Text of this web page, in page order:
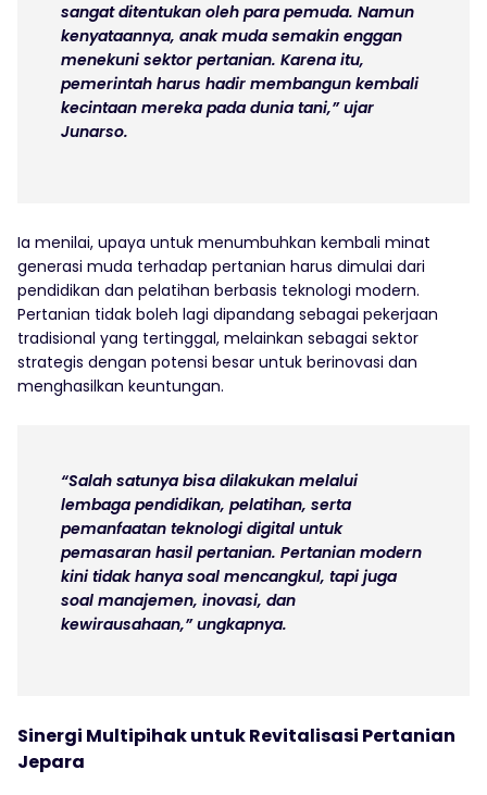
sangat ditentukan oleh para pemuda. Namun
kenyataannya, anak muda semakin enggan
menekuni sektor pertanian. Karena itu,
pemerintah harus hadir membangun kembali
kecintaan mereka pada dunia tani,” ujar
Junarso.
Ia menilai, upaya untuk menumbuhkan kembali minat
generasi muda terhadap pertanian harus dimulai dari
pendidikan dan pelatihan berbasis teknologi modern.
Pertanian tidak boleh lagi dipandang sebagai pekerjaan
tradisional yang tertinggal, melainkan sebagai sektor
strategis dengan potensi besar untuk berinovasi dan
menghasilkan keuntungan.
“Salah satunya bisa dilakukan melalui
lembaga pendidikan, pelatihan, serta
pemanfaatan teknologi digital untuk
pemasaran hasil pertanian. Pertanian modern
kini tidak hanya soal mencangkul, tapi juga
soal manajemen, inovasi, dan
kewirausahaan,” ungkapnya.
Sinergi Multipihak untuk Revitalisasi Pertanian
Jepara